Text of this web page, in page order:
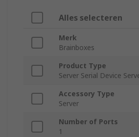
Alles selecteren
Merk
Brainboxes
Product Type
Server Serial Device
Accessory Type
Server
Number of Ports
1